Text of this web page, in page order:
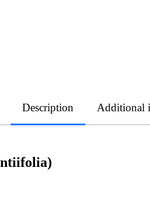
Description Additional